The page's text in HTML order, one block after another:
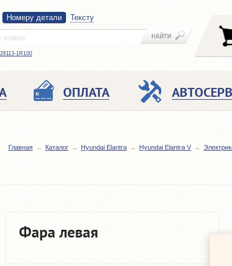
Номеру детали Тексту
28113-1R100
ОПЛАТА
Главная Каталог Hyundai Elantra Hyundai Elantra V
Фара левая